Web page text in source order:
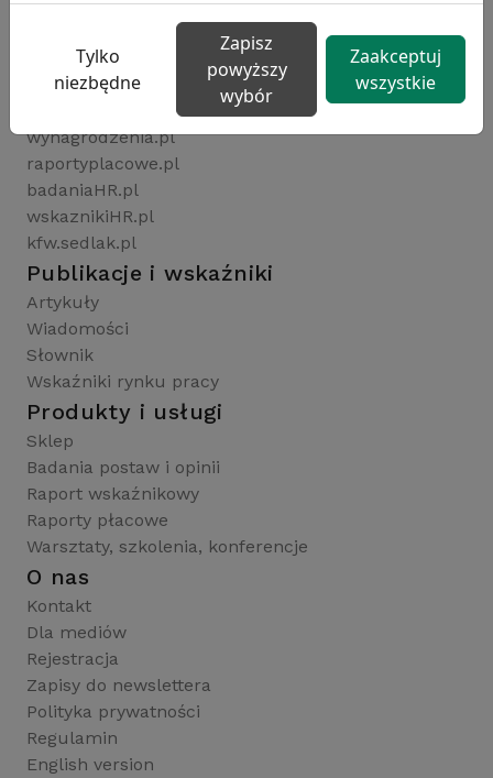
Rynekpracy.pl
wynagrodzenia.pl
raportyplacowe.pl
badaniaHR.pl
wskaznikiHR.pl
kfw.sedlak.pl
Publikacje i wskaźniki
Artykuły
Wiadomości
Słownik
Wskaźniki rynku pracy
Produkty i usługi
Sklep
Badania postaw i opinii
Raport wskaźnikowy
Raporty płacowe
Warsztaty, szkolenia, konferencje
O nas
Kontakt
Dla mediów
Rejestracja
Zapisy do newslettera
Polityka prywatności
Regulamin
English version
Tylko
niezbędne
Zapisz
powyższy
wybór
Zaakceptuj
wszystkie